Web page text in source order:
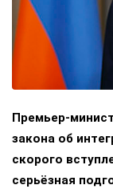
Премьер-
закона об
скорого
серьёзная